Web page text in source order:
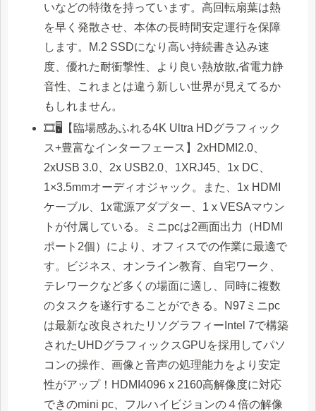
いなどの特徴を持っています。高回転扇葉は熱
を早く発散させ、本体の長時間安定運行を保障
します。M.2 SSDになり高い持続書き込み速
度、優れた耐衝撃性、より良い熱放散,省電力静
音性、これまとは違う新しい世界が見えてるか
もしれません。
🎞️🖥️【臨場感あふれる4K Ultra HDグラフィック
ス+豊富なインターフェース】2xHDMI2.0、
2xUSB 3.0、2x USB2.0、1XRJ45、1x DC、
1×3.5mmオーディオジャック。また、1x HDMI
ケーブル、1x電源アダプター、1 x VESAマウン
トが付属している。ミニpcは2画面出力（HDMI
ポート2個）により、オフィスでの作業に最適で
す。ビジネス、オンライン教育、自宅ワーク、
テレワークなど多くの場面に適し、同時に複数
のタスクを遂行することができる。N97ミニpc
は最新な改良されたリソグラフィーIntel 7で構築
されたUHDグラフィックスGPUを採用してパソ
コンの操作、画像と音声の処理能力をより安定
性がアップ！HDMI4096 x 2160高解像度に対応
できのmini pc、フルハイビジョンの４倍の解像